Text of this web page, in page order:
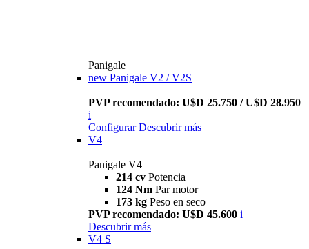
Panigale
new Panigale V2 / V2S
PVP recomendado: U$D 25.750 / U$D 28.950
i
Configurar Descubrir más
V4
Panigale V4
214 cv Potencia
124 Nm Par motor
173 kg Peso en seco
PVP recomendado: U$D 45.600 i
Descubrir más
V4 S